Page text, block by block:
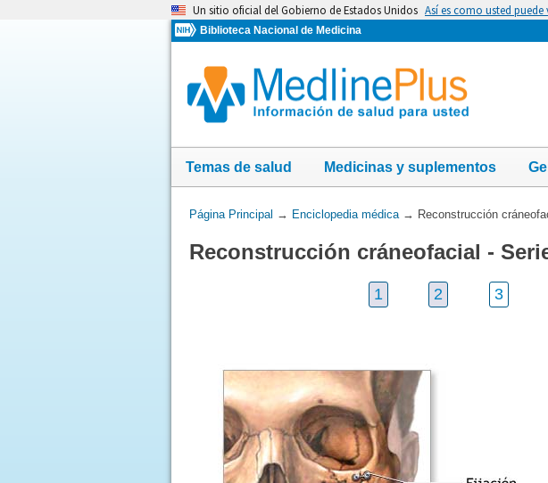
Un sitio oficial del Gobierno de Estados Unidos Así es como usted puede
Biblioteca Nacional de Medicina
Temas de salud Medicinas y suplementos
Usted
aquí:
Página Principal → Enciclopedia médica→ Reconstrucción
Reconstrucción cráneofacial -
1 2 3